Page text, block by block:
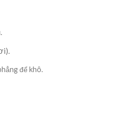
để khô.